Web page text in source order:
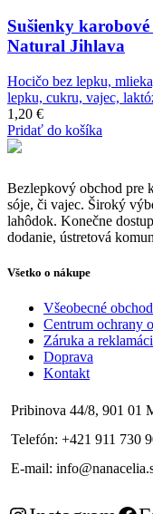
Sušienky
Natural Jihlava
Hocičo bez lepku,
lepku, cukru, vajec,
1,20 €
Pridať do košíka
Bezlepkový obchod pre
sóje, či vajec. Široký
lahôdok. Konečne
dodanie, ústretová
Všetko o nákupe
Všeobecné
Centrum ochrany
Záruka a
Doprava
Kontakt
Pribinova 44/8, 901 01
Telefón: +421 911 730
E-mail: